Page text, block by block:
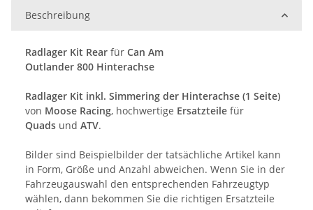
Beschreibung
Radlager Kit Rear für Can Am
Outlander 800 Hinterachse
Radlager Kit inkl. Simmering der Hinterachse (1 Seite)
von Moose Racing, hochwertige Ersatzteile für
Quads und ATV.
Bilder sind Beispielbilder der tatsächliche Artikel kann
in Form, Größe und Anzahl abweichen. Wenn Sie in der
Fahrzeugauswahl den entsprechenden Fahrzeugtyp
wählen, dann bekommen Sie die richtigen Ersatzteile